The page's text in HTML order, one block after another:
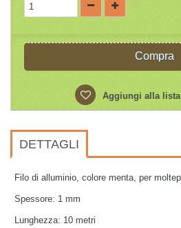
Compra
Aggiungi alla
DETTAGLI
Filo di alluminio, colore menta, per
Spessore: 1 mm
Lunghezza: 10 metri